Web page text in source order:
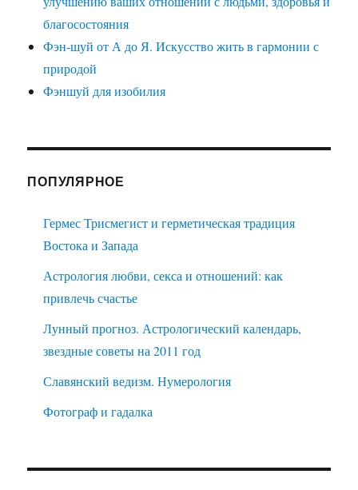
благосостояния
Фэн-шуй от А до Я. Искусство жить в гармонии с
природой
Фэншуй для изобилия
ПОПУЛЯРНОЕ
Гермес Трисмегист и герметическая традиция
Востока и Запада
Астрология любви, секса и отношений: как
привлечь счастье
Лунный прогноз. Астрологический календарь,
звездные советы на 2011 год
Славянский ведизм. Нумерология
Фотограф и гадалка